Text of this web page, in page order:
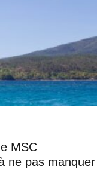
MSC
ne pas manquer